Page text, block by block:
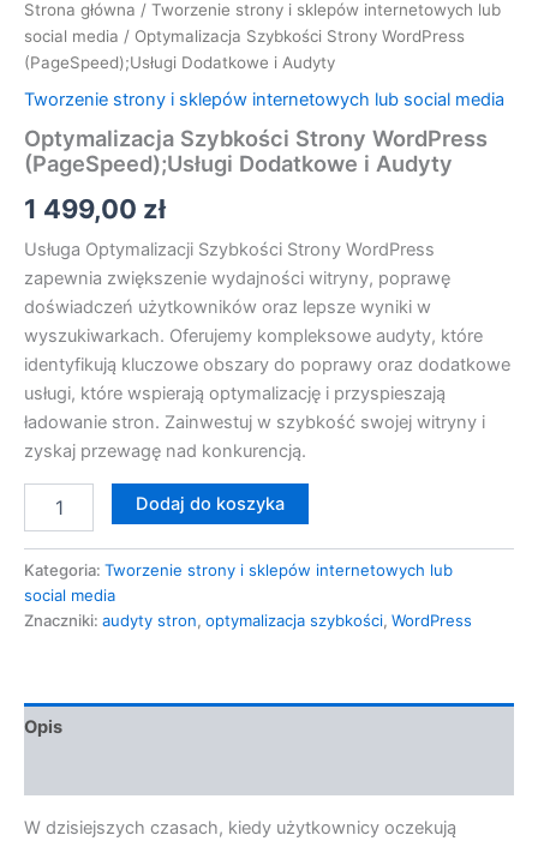
Strona główna / Tworzenie strony i sklepów internetowych lub
social media / Optymalizacja Szybkości Strony WordPress
(PageSpeed);Usługi Dodatkowe i Audyty
Tworzenie strony i sklepów internetowych lub social media
Optymalizacja Szybkości Strony WordPress
(PageSpeed);Usługi Dodatkowe i Audyty
1 499,00 zł
Usługa Optymalizacji Szybkości Strony WordPress
zapewnia zwiększenie wydajności witryny, poprawę
doświadczeń użytkowników oraz lepsze wyniki w
wyszukiwarkach. Oferujemy kompleksowe audyty, które
identyfikują kluczowe obszary do poprawy oraz dodatkowe
usługi, które wspierają optymalizację i przyspieszają
ładowanie stron. Zainwestuj w szybkość swojej witryny i
zyskaj przewagę nad konkurencją.
Dodaj do koszyka
Kategoria: Tworzenie strony i sklepów internetowych lub
social media
Znaczniki: audyty stron, optymalizacja szybkości, WordPress
Opis
W dzisiejszych czasach, kiedy użytkownicy oczekują